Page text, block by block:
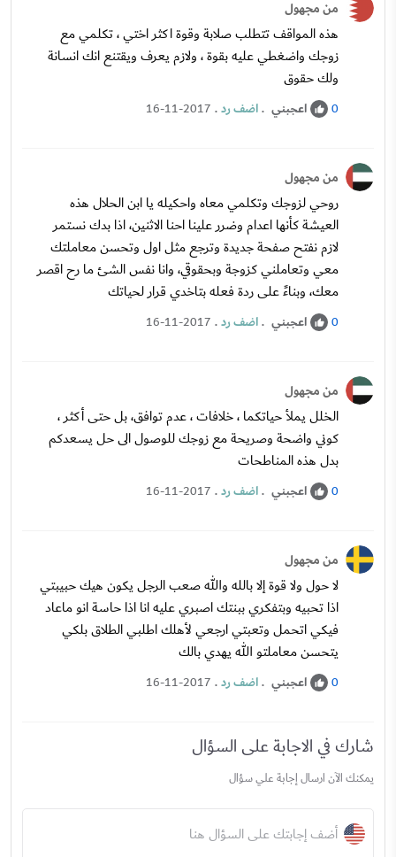
من مجهول
هذه المواقف تتطلب صلابة وقوة اكثر اختي ، تكلمي مع
زوجك واضغطي عليه بقوة ، ولازم يعرف ويقتنع انك انسانة
ولك حقوق
0 اعجبني .اضف رد.
16-11-2017
من مجهول
روحي لزوجك وتكلمي معاه واحكيله يا ابن الحلال هذه
العيشة كأنها اعدام وضرر علينا احنا الاثنين، اذا بدك نستمر
لازم نفتح صفحة جديدة وترجع مثل اول وتحسن معاملتك
معي وتعاملني كزوجة وبحقوقي، وانا نفس الشئ ما رح اقصر
معك، وبناءً على ردة فعله بتاخدي قرار لحياتك
0 اعجبني .اضف رد.
16-11-2017
من مجهول
الخلل يملأ حياتكما ، خلافات ، عدم توافق، بل حتى أكثر ،
كوني واضحة وصريحة مع زوجك للوصول الى حل يسعدكم
بدل هذه المناطحات
0 اعجبني .اضف رد.
16-11-2017
من مجهول
لا حول ولا قوة إلا بالله والله صعب الرجل يكون هيك حبيبتي
اذا تحبيه وبتفكري ببنتك اصبري عليه انا اذا حاسة انو ماعاد
فيكي اتحمل وتعبتي ارجعي لأهلك اطلبي الطلاق بلكي
يتحسن معاملتو الله يهدي بالك
0 اعجبني .اضف رد.
16-11-2017
شارك في الاجابة على السؤال
يمكنك الآن ارسال إجابة علي سؤال
أضف إجابتك على السؤال هنا